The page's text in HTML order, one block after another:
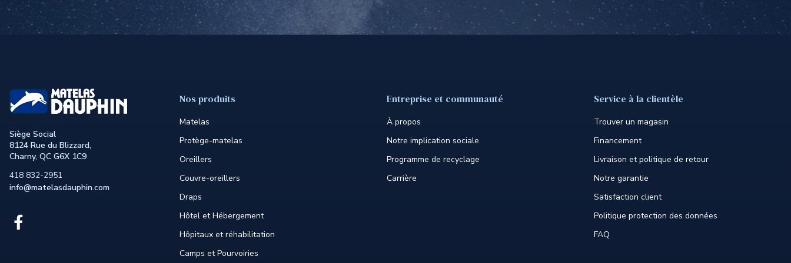
Siège Social
8124 Rue du Blizzard,
Charny, QC G6X 1C9
418 832-2951
info@matelasdauphin.com
Nos produits
Matelas
Protège-matelas
Oreillers
Couvre-oreillers
Draps
Hôtel et Hébergement
Hôpitaux et réhabilitation
Camps et Pourvoiries
Entreprise et communauté
À propos
Notre implication sociale
Programme de recyclage
Carrière
Service à la clientèle
Trouver un magasin
Financement
Livraison et politique de retour
Notre garantie
Satisfaction client
Politique protection des données
FAQ